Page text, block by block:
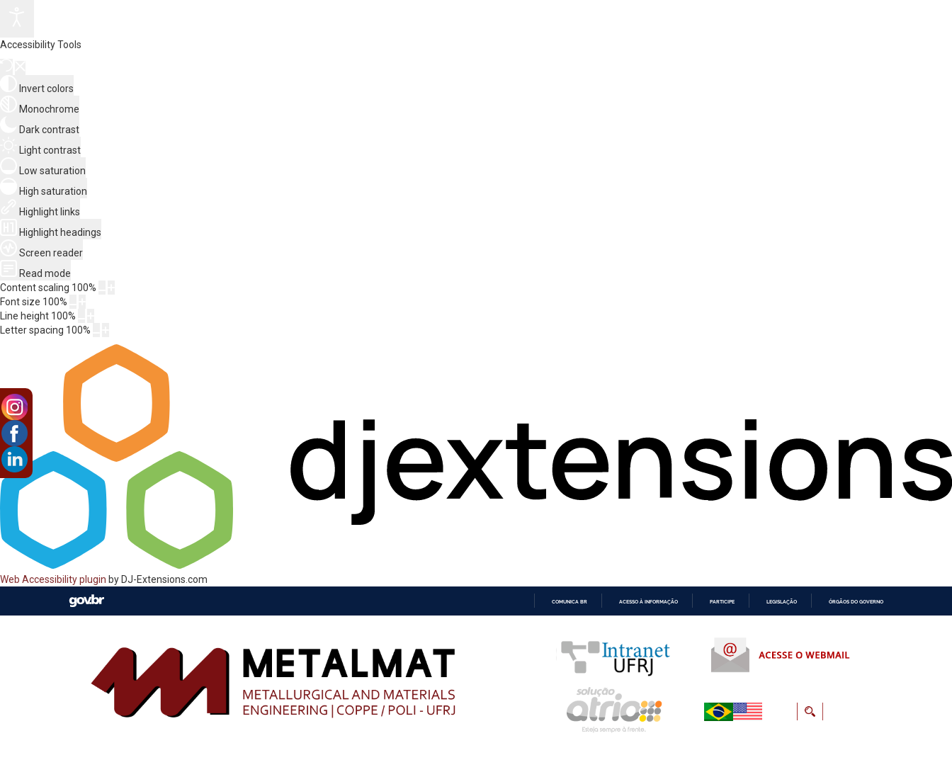
Accessibility Tools
Invert colors
Monochrome
Dark contrast
Light contrast
Low saturation
High saturation
Highlight links
Highlight headings
Screen reader
Read mode
Content scaling 100%
Font size 100%
Line height 100%
Letter spacing 100%
Web Accessibility plugin by DJ-Extensions.com
COMUNICA BR ACESSO À INFORMAÇÃO PARTICIPE LEGISLAÇÃO ÓRGÃOS DO GOVERNO